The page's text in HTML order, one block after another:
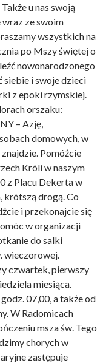
u nas swoją
ze swoim
wszystkich na
po Mszy świętej o
nowonarodzonego
siebie i swoje dzieci
z epoki rzymskiej.
orszaku:
– Azję,
domowych, w
Pomóżcie
Króli w naszym
z Placu Dekerta w
krótszą drogą. Co
i przekonajcie się
w organizacji
do salki
wieczorowej.
czwartek, pierwszy
miesiąca.
07,00, a także od
W Radomicach
msza św. Tego
chorych w
zastępuje